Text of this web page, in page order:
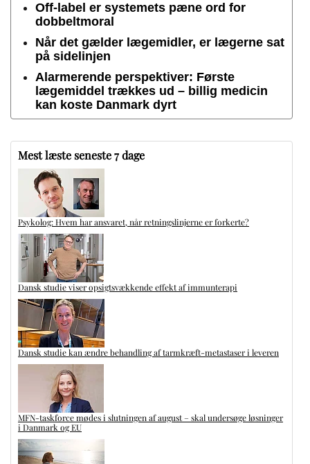
Off-label er systemets pæne ord for
dobbeltmoral
Når det gælder lægemidler, er lægerne sat
på sidelinjen
Alarmerende perspektiver: Første
lægemiddel trækkes ud – billig medicin
kan koste Danmark dyrt
Mest læste seneste 7 dage
Psykolog: Hvem har ansvaret, når retningslinjerne er forkerte?
Dansk studie viser opsigtsvækkende effekt af immunterapi
Dansk studie kan ændre behandling af tarmkræft-metastaser i leveren
MFN-taskforce mødes i slutningen af august – skal undersøge løsninger
i Danmark og EU